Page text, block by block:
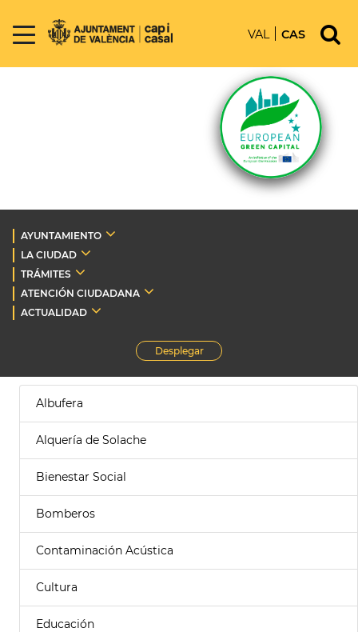
VAL CAS
AYUNTAMIENTO
LA CIUDAD
TRÁMITES
ATENCIÓN CIUDADANA
ACTUALIDAD
Desplegar
Albufera
Alquería de Solache
Bienestar Social
Bomberos
Contaminación Acústica
Cultura
Educación